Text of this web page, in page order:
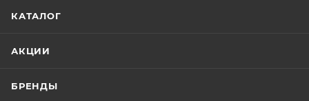
КАТАЛОГ
АКЦИИ
БРЕНДЫ